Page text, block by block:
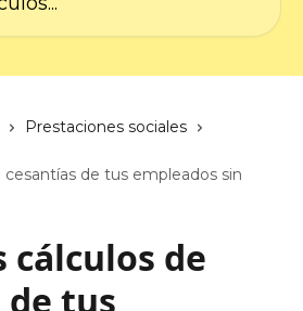
Prestaciones sociales
cesantías de tus empleados sin
cálculos de
de tus